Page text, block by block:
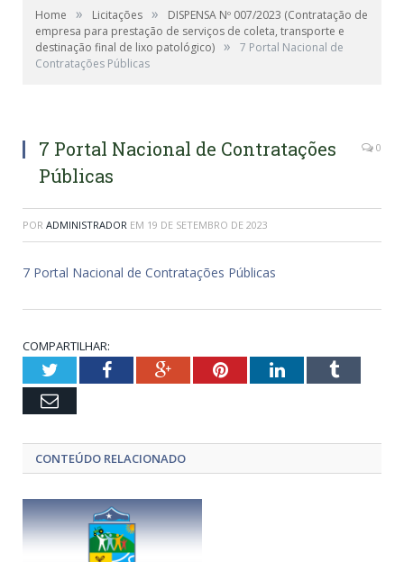
Home » Licitações »
DISPENSA Nº 007/2023 (Contratação de
empresa para prestação de serviços de coleta, transporte e
destinação final de lixo patológico) »
7 Portal Nacional de
Contratações Públicas
7 Portal Nacional de Contratações
Públicas
0
POR ADMINISTRADOR EM 19 DE SETEMBRO DE 2023
7 Portal Nacional de Contratações Públicas
COMPARTILHAR:
TwitterFacebookGoogle+PinterestLinkedInTumblr
Email
CONTEÚDO RELACIONADO